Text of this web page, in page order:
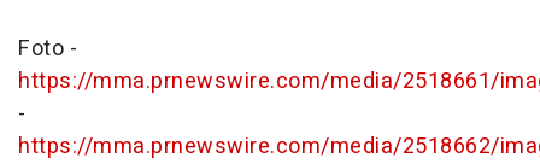
Foto -
https://mma.prnewswire.com/media/2518661/
-
https://mma.prnewswire.com/media/2518662/